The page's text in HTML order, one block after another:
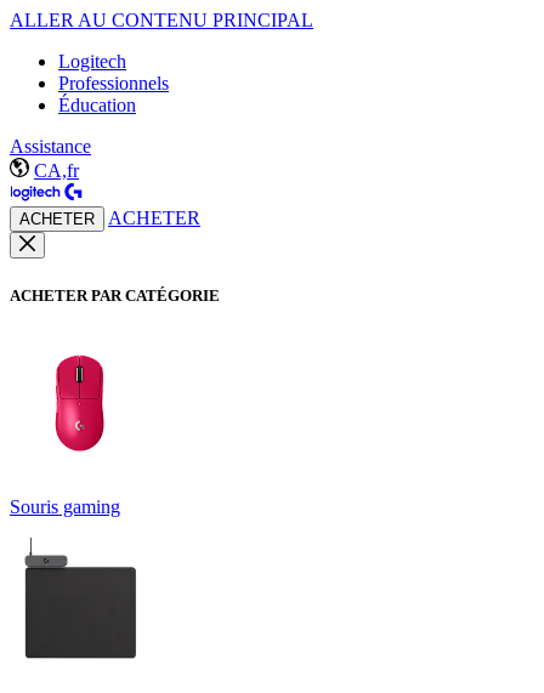
ALLER AU CONTENU PRINCIPAL
Logitech
Professionnels
Éducation
Assistance
CA,fr
ACHETER ACHETER
ACHETER PAR CATÉGORIE
Souris gaming